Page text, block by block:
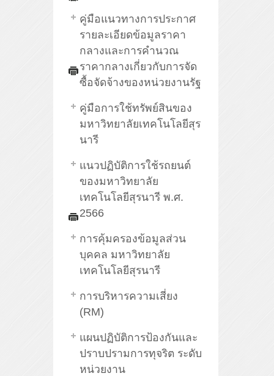
คู่มือแนวทางการประกาศ
รายละเอียดข้อมูลราคา
กลางและการคำนวณ
ราคากลางเกี่ยวกับการจัด
ซื้อจัดจ้างของหน่วยงานรัฐ
คู่มือการใช้ทรัพย์สินของ
มหาวิทยาลัยเทคโนโลยีสุร
นารี
แนวปฏิบัติการใช้รถยนต์
ของมหาวิทยาลัย
เทคโนโลยีสุรนารี พ.ศ.
2566
การคุ้มครองข้อมูลส่วน
บุคคล มหาวิทยาลัย
เทคโนโลยีสุรนารี
การบริหารความเสี่ยง
(RM)
แผนปฏิบัติการป้องกันและ
ปราบปรามการทุจริต ระดับ
หน่วยงาน